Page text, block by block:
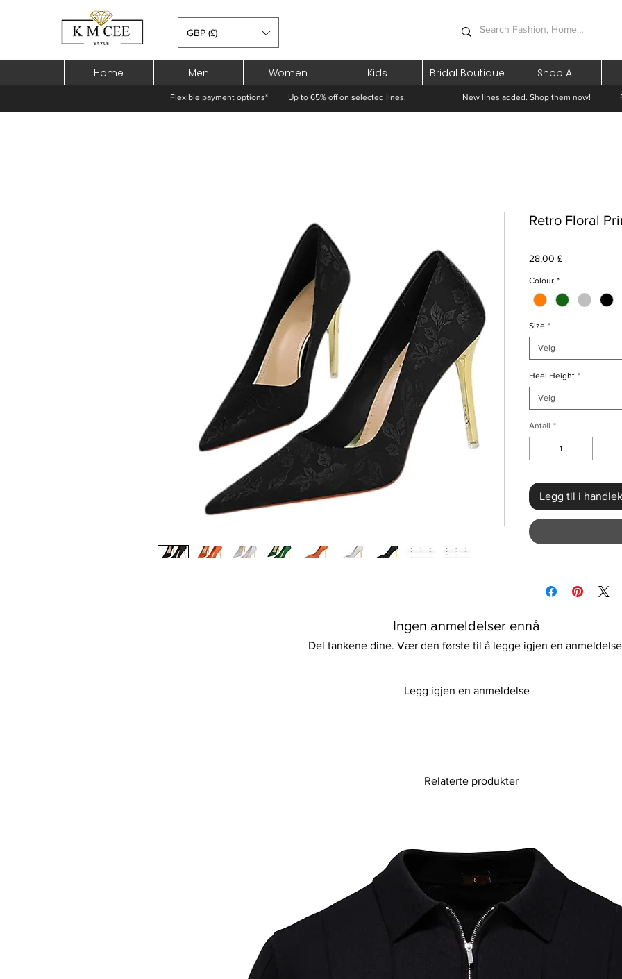
GBP (£)
Home Men Women Kids Bridal Boutique Shop All
Flexible payment options* Up to 65% off on selected lines. New lines added. Shop them now!
Retro Floral
28,00 £Pris
Colour *
Size *
Velg
Heel Height *
Velg
Antall *
Legg til i
Ingen anmeldelser ennå
Del tankene dine. Vær den første til å legge igjen en
Legg igjen en anmeldelse
Relaterte produkter